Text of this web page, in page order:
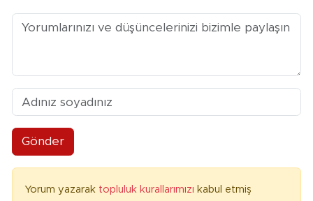
Gönder
Yorum yazarak topluluk kurallarımızı kabul etmiş